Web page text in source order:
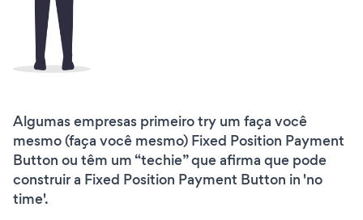
Algumas empresas primeiro try um faça você
mesmo (faça você mesmo) Fixed Position Payment
Button ou têm um “techie” que afirma que pode
construir a Fixed Position Payment Button in 'no
time'.